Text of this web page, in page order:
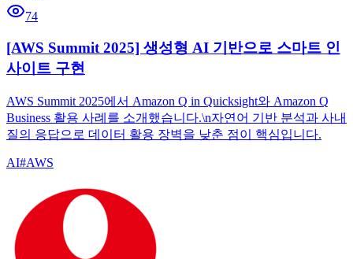
74
[AWS Summit 2025] 생성형 AI 기반으로 스마트 인
사이트 구현
AWS Summit 2025에서 Amazon Q in Quicksight와 Amazon Q
Business 활용 사례를 소개했습니다.\n자연어 기반 분석과 사내
질의 응답으로 데이터 활용 장벽을 낮춘 점이 핵심입니다.
AI#AWS